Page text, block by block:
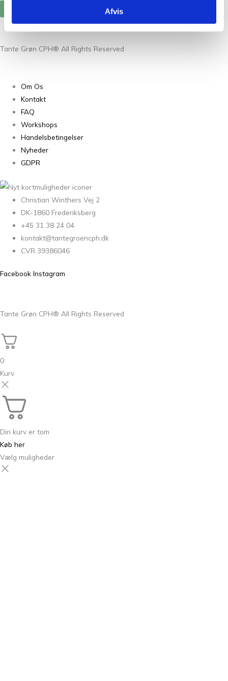
Afvis
Tante Grøn CPH® All Rights Reserved
Om Os
Kontakt
FAQ
Workshops
Handelsbetingelser
Nyheder
GDPR
Christian Winthers Vej 2
DK-1860 Frederiksberg
+45 31 38 24 04
kontakt@tantegroencph.dk
CVR 39386046
Facebook Instagram
Tante Grøn CPH® All Rights Reserved
0
Kurv
Din kurv er tom
Køb her
Vælg muligheder